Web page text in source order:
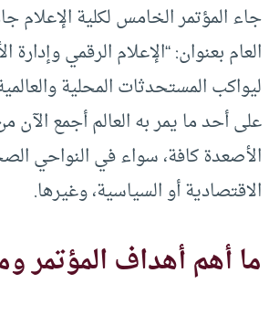
جاء المؤتمر الخامس لكلية الإعلام
العام بعنوان: “الإعلام الرقمي وإدارة
ليواكب المستحدثات المحلية
على أحد ما يمر به العالم أجمع الآن
الأصعدة كافة، سواء في النواحي
الاقتصادية أو السياسية، وغيرها.
ما أهم أهداف المؤتمر